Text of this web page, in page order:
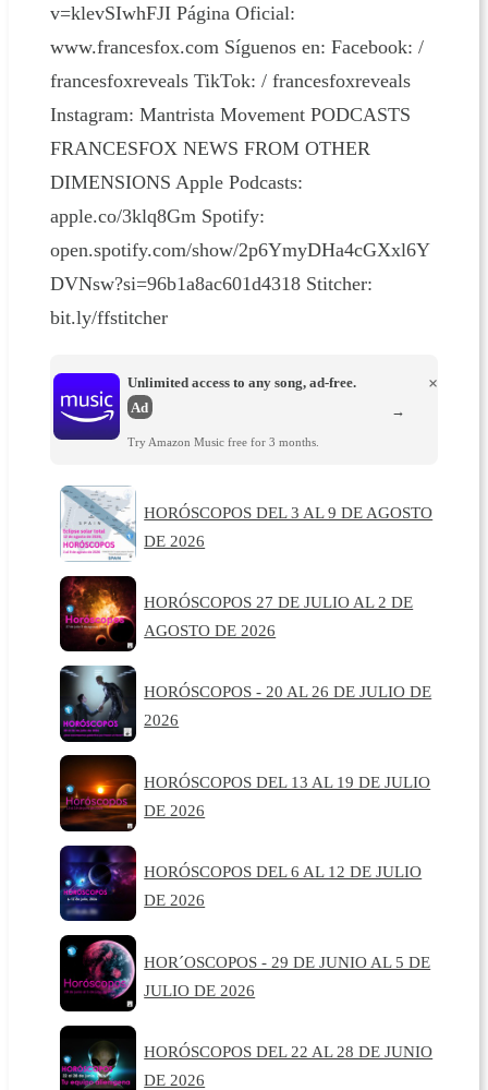
v=klevSIwhFJI Página Oficial:
www.francesfox.com Síguenos en: Facebook: /
francesfoxreveals TikTok: / francesfoxreveals
Instagram: Mantrista Movement PODCASTS
FRANCESFOX NEWS FROM OTHER
DIMENSIONS Apple Podcasts:
apple.co/3klq8Gm Spotify:
open.spotify.com/show/2p6YmyDHa4cGXxl6Y
DVNsw?si=96b1a8ac601d4318 Stitcher:
bit.ly/ffstitcher
Unlimited access to any song, ad-free.
Ad
Try Amazon Music free for 3 months.
×
→
HORÓSCOPOS DEL 3 AL 9 DE AGOSTO
DE 2026
HORÓSCOPOS 27 DE JULIO AL 2 DE
AGOSTO DE 2026
HORÓSCOPOS - 20 AL 26 DE JULIO DE
2026
HORÓSCOPOS DEL 13 AL 19 DE JULIO
DE 2026
HORÓSCOPOS DEL 6 AL 12 DE JULIO
DE 2026
HOR´OSCOPOS - 29 DE JUNIO AL 5 DE
JULIO DE 2026
HORÓSCOPOS DEL 22 AL 28 DE JUNIO
DE 2026